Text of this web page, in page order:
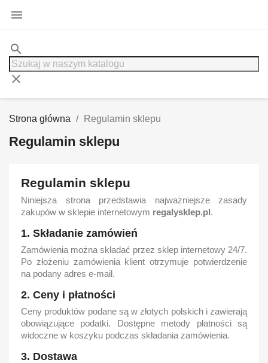

search
clear
Strona główna Regulamin sklepu
Regulamin sklepu
Regulamin sklepu
Niniejsza strona przedstawia najważniejsze zasady
zakupów w sklepie internetowym regalysklep.pl.
1. Składanie zamówień
Zamówienia można składać przez sklep internetowy 24/7.
Po złożeniu zamówienia klient otrzymuje potwierdzenie
na podany adres e-mail.
2. Ceny i płatności
Ceny produktów podane są w złotych polskich i zawierają
obowiązujące podatki. Dostępne metody płatności są
widoczne w koszyku podczas składania zamówienia.
3. Dostawa